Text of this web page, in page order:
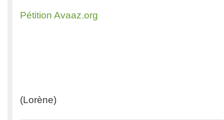
Pétition Avaaz.org
(Lorène)